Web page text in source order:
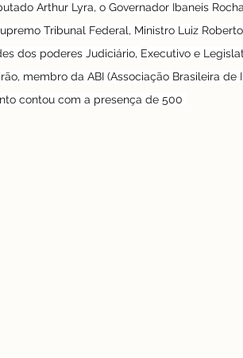
Arthur Lyra, o Governador Ibaneis
Tribunal Federal, Ministro Luiz
dos poderes Judiciário, Executivo e
membro da ABI (Associação Brasileira
contou com a presença de 500